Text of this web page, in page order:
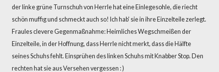
der linke grüne Turnschuh von Herrle hat eine Einlegesohle, die riecht
schön muffig und schmeckt auch so! Ich hab' sie in ihre Einzelteile zerlegt.
Fraules clevere Gegenmaßnahme: Heimliches Wegschmeißen der
Einzelteile, in der Hoffnung, dass Herrle nicht merkt, dass die Hälfte
seines Schuhs fehlt. Einsprühen des linken Schuhs mit Knabber Stop. Den
rechten hat sie aus Versehen vergessen : )